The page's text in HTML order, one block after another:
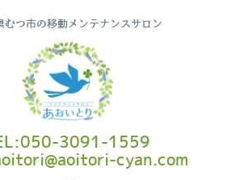
むつ市の移動メンテナンスサロン
3091-1559
cyan.com